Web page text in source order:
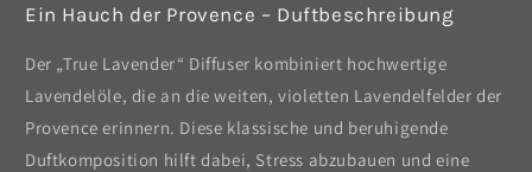
Ein Hauch der Provence – Duftbeschreibung
Der „True Lavender“ Diffuser kombiniert hochwertige
Lavendelöle, die an die weiten, violetten Lavendelfelder der
Provence erinnern. Diese klassische und beruhigende
Duftkomposition hilft dabei, Stress abzubauen und eine